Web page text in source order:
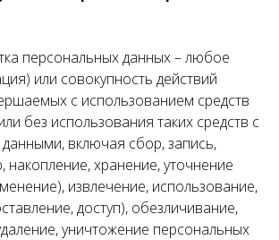
персональных данных – любое
или совокупность действий
с использованием средств
без использования таких средств с
включая сбор, запись,
накопление, хранение, уточнение
извлечение, использование,
доступ), обезличивание,
уничтожение персональных